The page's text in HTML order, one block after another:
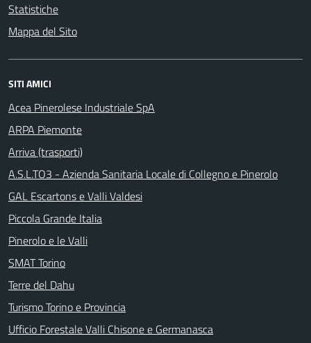
Statistiche
Mappa del Sito
SITI AMICI
Acea Pinerolese Industriale SpA
ARPA Piemonte
Arriva (trasporti)
A.S.L.TO3 - Azienda Sanitaria Locale di Collegno e Pinerolo
GAL Escartons e Valli Valdesi
Piccola Grande Italia
Pinerolo e le Valli
SMAT Torino
Terre del Dahu
Turismo Torino e Provincia
Ufficio Forestale Valli Chisone e Germanasca